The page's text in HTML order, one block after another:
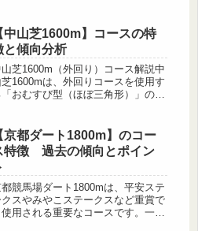
が結果を大きく左右します。この記
は、「中山芝2200m コ...
中山芝1600m】コースの特
と傾向分析
山芝1600m（外回り）コース解説中
芝1600mは、外回りコースを使用す
「おむすび型（ほぼ三角形）」の特
ナーを3つ回るレイアウトとなって
ます。■ 高低差とスタート...
京都ダート1800m】のコー
特徴 過去の傾向とポイン
都競馬場ダート1800mは、平安ステ
クスやみやこステークスなど重賞で
使用される重要なコースです。一見